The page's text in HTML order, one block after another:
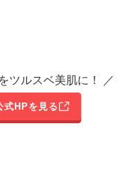
ツルスベ美肌に！ ／
式HPを見る